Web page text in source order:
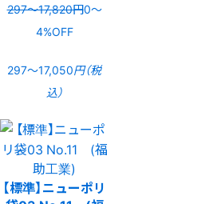
297〜17,820円0〜
4%OFF
297〜17,050円（税
込）
【標準】ニューポリ